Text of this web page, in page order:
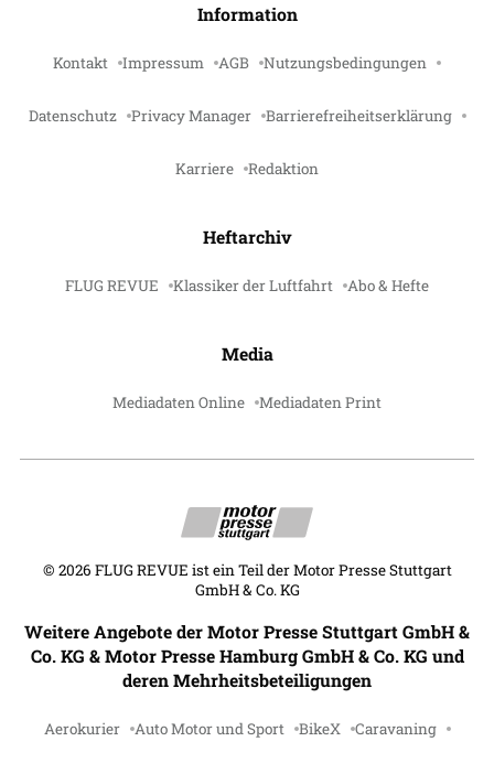
Information
Kontakt Impressum AGB Nutzungsbedingungen
Datenschutz Privacy Manager Barrierefreiheitserklärung
Karriere Redaktion
Heftarchiv
FLUG REVUE Klassiker der Luftfahrt Abo & Hefte
Media
Mediadaten Online Mediadaten Print
© 2026 FLUG REVUE ist ein Teil der Motor Presse Stuttgart
GmbH & Co. KG
Weitere Angebote der Motor Presse Stuttgart GmbH &
Co. KG & Motor Presse Hamburg GmbH & Co. KG und
deren Mehrheitsbeteiligungen
Aerokurier Auto Motor und Sport BikeX Caravaning